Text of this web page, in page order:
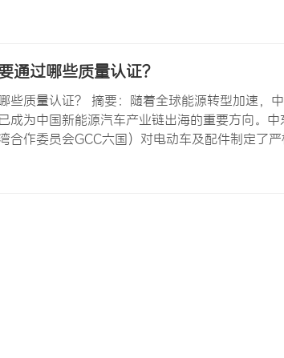
通过哪些质量认证？
些质量认证？ 摘要：随着全球能源转型加速，
成为中国新能源汽车产业链出海的重要方向。中
合作委员会GCC六国）对电动车及配件制定了
联酋ESMA认证、电池安全认证、电磁…